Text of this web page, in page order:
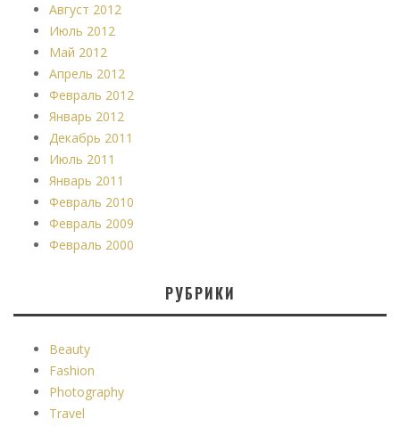
Август 2012
Июль 2012
Май 2012
Апрель 2012
Февраль 2012
Январь 2012
Декабрь 2011
Июль 2011
Январь 2011
Февраль 2010
Февраль 2009
Февраль 2000
РУБРИКИ
Beauty
Fashion
Photography
Travel